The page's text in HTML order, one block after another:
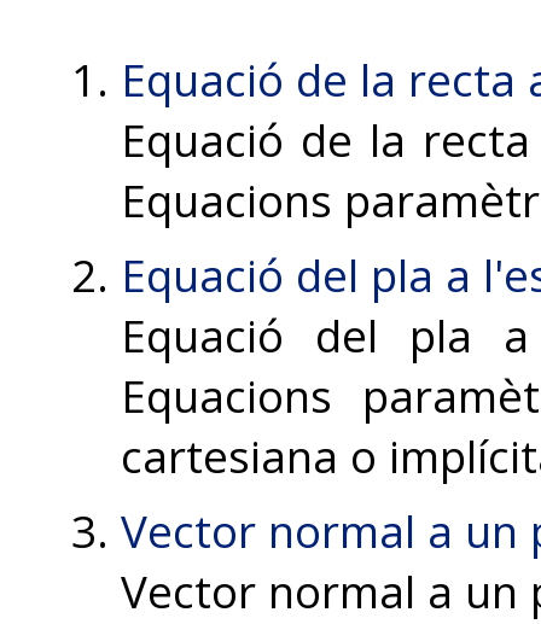
Equació de la recta
Equació de la
Equacions
Equació del pla a
Equació del pla
Equacions
cartesiana o
Vector normal a un
Vector normal a un